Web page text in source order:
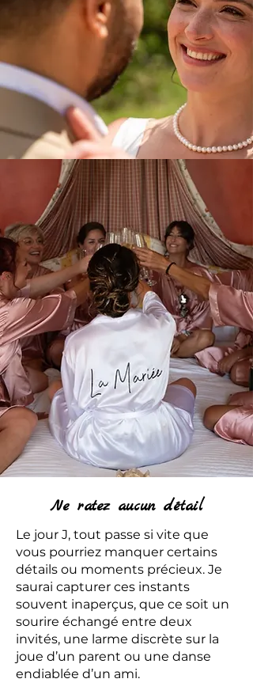
Ne ratez aucun détail
Le jour J, tout passe si vite que
vous pourriez manquer certains
détails ou moments précieux. Je
saurai capturer ces instants
souvent inaperçus, que ce soit un
sourire échangé entre deux
invités, une larme discrète sur la
joue d’un parent ou une danse
endiablée d’un ami.